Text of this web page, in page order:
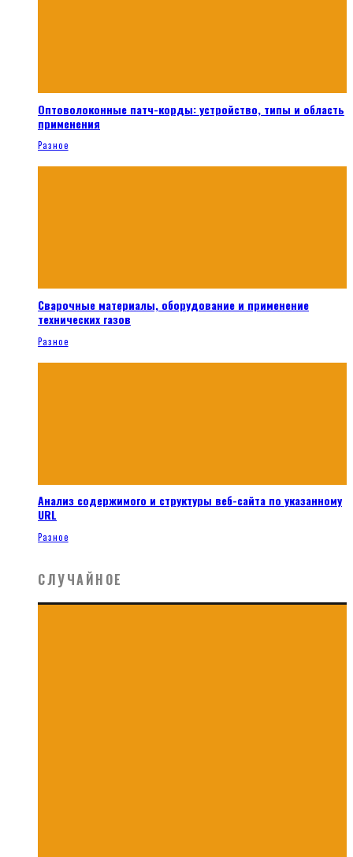
Оптоволоконные патч-корды: устройство, типы и область
применения
Разное
Сварочные материалы, оборудование и применение
технических газов
Разное
Анализ содержимого и структуры веб-сайта по указанному
URL
Разное
СЛУЧАЙНОЕ